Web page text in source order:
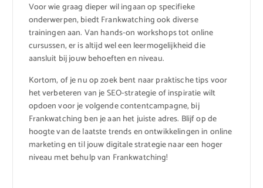
Voor wie graag dieper wil ingaan op specifieke
onderwerpen, biedt Frankwatching ook diverse
trainingen aan. Van hands-on workshops tot online
cursussen, er is altijd wel een leermogelijkheid die
aansluit bij jouw behoeften en niveau.
Kortom, of je nu op zoek bent naar praktische tips voor
het verbeteren van je SEO-strategie of inspiratie wilt
opdoen voor je volgende contentcampagne, bij
Frankwatching ben je aan het juiste adres. Blijf op de
hoogte van de laatste trends en ontwikkelingen in online
marketing en til jouw digitale strategie naar een hoger
niveau met behulp van Frankwatching!